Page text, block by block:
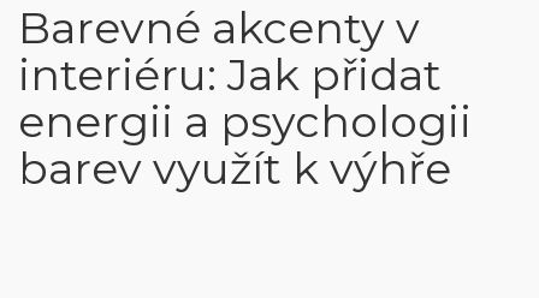
Barevné akcenty v
interiéru: Jak přidat
energii a psychologii
barev využít k výhře